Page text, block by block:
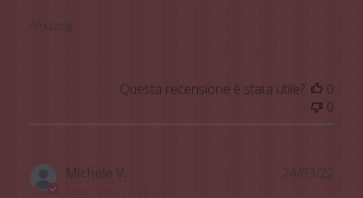
Amazing
Questa recensione è stata utile?
0
0
Michele V. 24/03/22